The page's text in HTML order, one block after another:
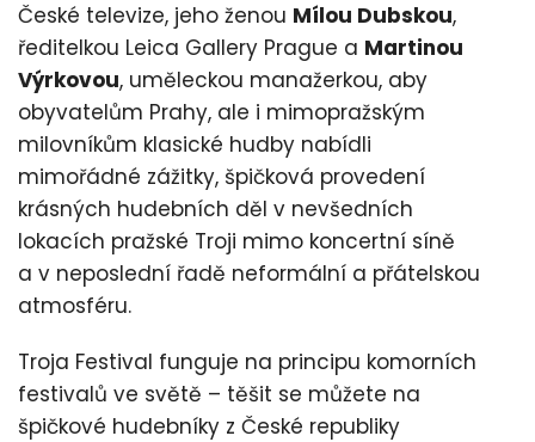
České televize, jeho ženou Mílou Dubskou,
ředitelkou Leica Gallery Prague a Martinou
Výrkovou, uměleckou manažerkou, aby
obyvatelům Prahy, ale i mimopražským
milovníkům klasické hudby nabídli
mimořádné zážitky, špičková provedení
krásných hudebních děl v nevšedních
lokacích pražské Troji mimo koncertní síně
a v neposlední řadě neformální a přátelskou
atmosféru.
Troja Festival funguje na principu komorních
festivalů ve světě – těšit se můžete na
špičkové hudebníky z České republiky